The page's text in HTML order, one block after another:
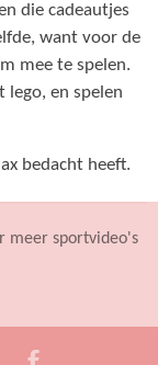
die cadeautjes
want voor de
mee te spelen.
lego, en spelen
bedacht heeft.
meer sportvideo's